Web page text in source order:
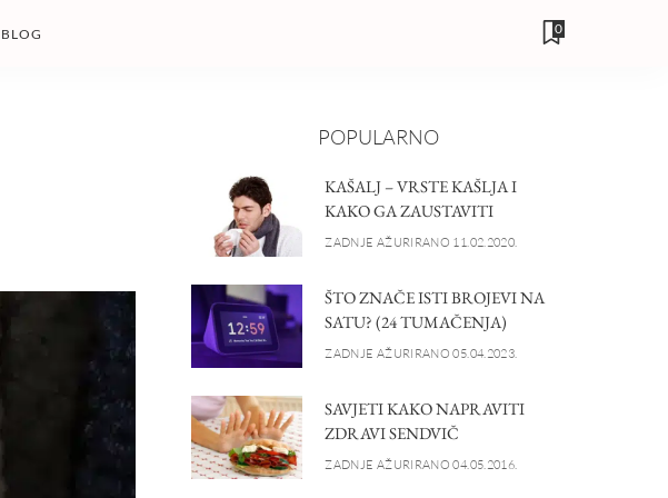
BLOG 0
POPULARNO
KAŠALJ – VRSTE KAŠLJA I
KAKO GA ZAUSTAVITI
ZADNJE AŽURIRANO 11.02.2020.
ŠTO ZNAČE ISTI BROJEVI NA
SATU? (24 TUMAČENJA)
ZADNJE AŽURIRANO 05.04.2023.
SAVJETI KAKO NAPRAVITI
ZDRAVI SENDVIČ
ZADNJE AŽURIRANO 04.05.2016.